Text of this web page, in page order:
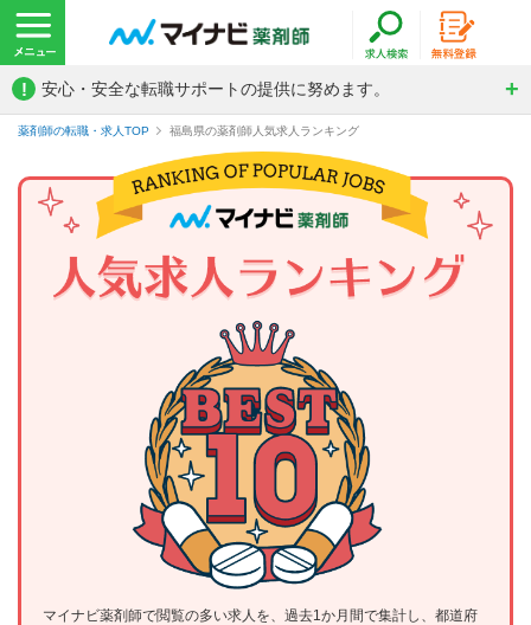
! 安心・安全な転職サポートの提供に努めます。
薬剤師の転職・求人TOP
福島県の薬剤師人気求人ランキング
マイナビ薬剤師で閲覧の多い求人を、過去1か月間で集計し、都道府